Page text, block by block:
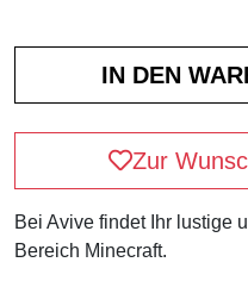
Zur
Bei Avive findet Ihr lustige
Bereich Minecraft.